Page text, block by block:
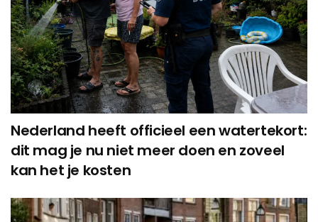
Nederland heeft officieel een watertekort:
dit mag je nu niet meer doen en zoveel
kan het je kosten